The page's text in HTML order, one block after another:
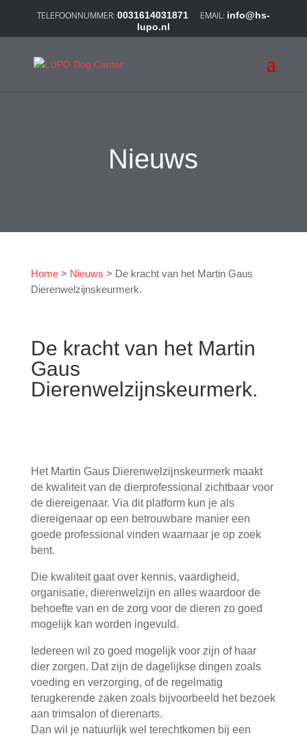
0031614031871
info@hs-
lupo.nl
Nieuws
Home> Nieuws > De kracht van het Martin Gaus
Dierenwelzijnskeurmerk.
De kracht van het Martin
Gaus
Dierenwelzijnskeurmerk.
Het Martin Gaus Dierenwelzijnskeurmerk maakt
de kwaliteit van de dierprofessional zichtbaar voor
de diereigenaar. Via dit platform kun je als
diereigenaar op een betrouwbare manier een
goede professional vinden waarnaar je op zoek
bent.
Die kwaliteit gaat over kennis, vaardigheid,
organisatie, dierenwelzijn en alles waardoor de
behoefte van en de zorg voor de dieren zo goed
mogelijk kan worden ingevuld.
Iedereen wil zo goed mogelijk voor zijn of haar
dier zorgen. Dat zijn de dagelijkse dingen zoals
voeding en verzorging, of de regelmatig
terugkerende zaken zoals bijvoorbeeld het bezoek
aan trimsalon of dierenarts.
Dan wil je natuurlijk wel terechtkomen bij een